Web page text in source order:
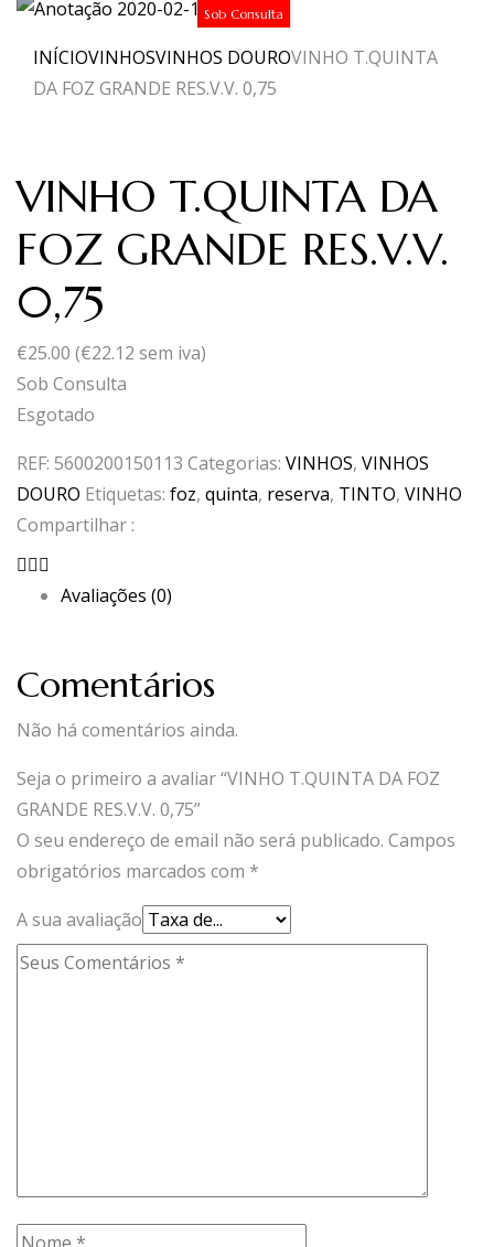
Sob Consulta
INÍCIOVINHOSVINHOS DOUROVINHO T.QUINTA
DA FOZ GRANDE RES.V.V. 0,75
VINHO T.QUINTA DA
FOZ GRANDE RES.V.V.
0,75
€25.00 (€22.12 sem iva)
Sob Consulta
Esgotado
REF: 5600200150113 Categorias: VINHOS, VINHOS
DOURO Etiquetas: foz, quinta, reserva, TINTO, VINHO
Compartilhar :
Avaliações (0)
Comentários
Não há comentários ainda.
Seja o primeiro a avaliar “VINHO T.QUINTA DA FOZ
GRANDE RES.V.V. 0,75”
O seu endereço de email não será publicado. Campos
obrigatórios marcados com *
A sua avaliação